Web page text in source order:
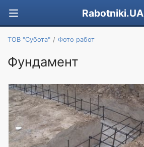
Rabotniki.UA
ТОВ "Субота" Фото работ
Фундамент